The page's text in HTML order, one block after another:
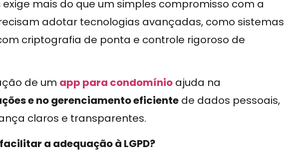
exige mais do que um simples compromisso com a
adotar tecnologias avançadas, como sistemas
criptografia de ponta e controle rigoroso de
de um app para condomínio ajuda na
e no gerenciamento eficiente de dados pessoais,
claros e transparentes.
a adequação à LGPD?